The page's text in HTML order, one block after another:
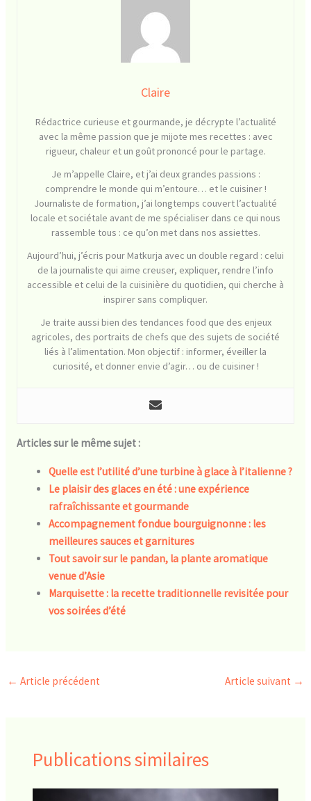
Claire
Rédactrice curieuse et gourmande, je décrypte l’actualité
avec la même passion que je mijote mes recettes : avec
rigueur, chaleur et un goût prononcé pour le partage.
Je m’appelle Claire, et j’ai deux grandes passions :
comprendre le monde qui m’entoure… et le cuisiner !
Journaliste de formation, j’ai longtemps couvert l’actualité
locale et sociétale avant de me spécialiser dans ce qui nous
rassemble tous : ce qu’on met dans nos assiettes.
Aujourd’hui, j’écris pour Matkurja avec un double regard : celui
de la journaliste qui aime creuser, expliquer, rendre l’info
accessible et celui de la cuisinière du quotidien, qui cherche à
inspirer sans compliquer.
Je traite aussi bien des tendances food que des enjeux
agricoles, des portraits de chefs que des sujets de société
liés à l’alimentation. Mon objectif : informer, éveiller la
curiosité, et donner envie d’agir… ou de cuisiner !
Articles sur le même sujet :
Quelle est l’utilité d’une turbine à glace à l’italienne ?
Le plaisir des glaces en été : une expérience
rafraîchissante et gourmande
Accompagnement fondue bourguignonne : les
meilleures sauces et garnitures
Tout savoir sur le pandan, la plante aromatique
venue d’Asie
Marquisette : la recette traditionnelle revisitée pour
vos soirées d’été
← Article précédent Article suivant →
Publications similaires